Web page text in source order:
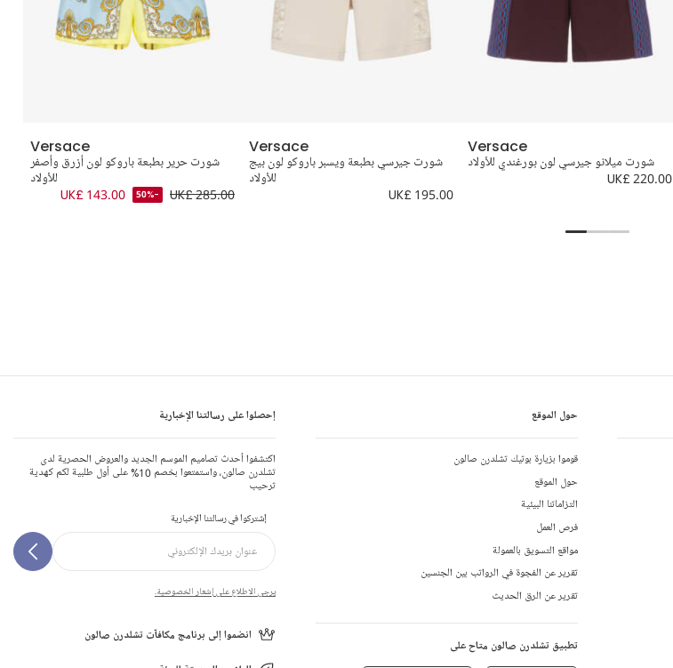
Versace
شورت حرير بطبعة باروكو لون أزرق وأصفر
للأولاد
UK£ 285.00
-50%
UK£ 143.00
Versace
شورت جيرسي بطبعة ويسبر باروكو لون بيج
للأولاد
UK£ 195.00
Versace
شورت ميلانو جيرسي لون بورغندي للأولاد
UK£ 220.00
حول الموقع
قوموا بزيارة بوتيك تشلدرن صالون
حول الموقع
التزاماتنا البيئية
فرص العمل
مواقع التسويق بالعمولة
تقرير عن الفجوة في الرواتب بين الجنسين
تقرير عن الرق الحديث
تطبيق تشلدرن صالون متاح على
إحصلوا على رسالتنا الإخبارية
اكتشفوا أحدث تصاميم الموسم الجديد والعروض الحصرية لدى
تشلدرن صالون، واستمتعوا بخصم 10% على أول طلبية لكم كهدية
ترحيب
إشتركوا في رسالتنا الإخبارية
يرجى الاطلاع على إشعار الخصوصية.
انضموا إلى برنامج مكافآت تشلدرن صالون